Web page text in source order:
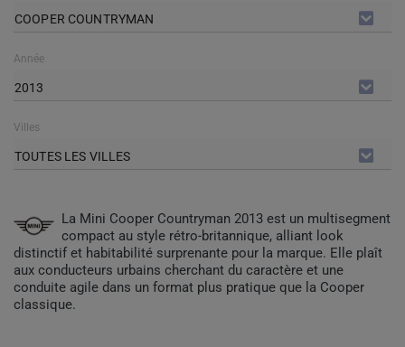
COOPER COUNTRYMAN
Année
2013
Villes
TOUTES LES VILLES
La Mini Cooper Countryman 2013 est un multisegment
compact au style rétro-britannique, alliant look
distinctif et habitabilité surprenante pour la marque. Elle plaît
aux conducteurs urbains cherchant du caractère et une
conduite agile dans un format plus pratique que la Cooper
classique.